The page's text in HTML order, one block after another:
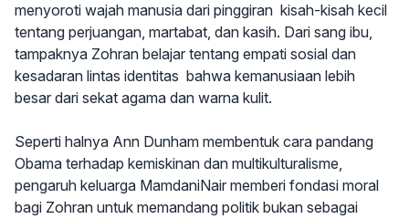
menyoroti wajah manusia dari pinggiran kisah-kisah kecil
tentang perjuangan, martabat, dan kasih. Dari sang ibu,
tampaknya Zohran belajar tentang empati sosial dan
kesadaran lintas identitas bahwa kemanusiaan lebih
besar dari sekat agama dan warna kulit.
Seperti halnya Ann Dunham membentuk cara pandang
Obama terhadap kemiskinan dan multikulturalisme,
pengaruh keluarga MamdaniNair memberi fondasi moral
bagi Zohran untuk memandang politik bukan sebagai